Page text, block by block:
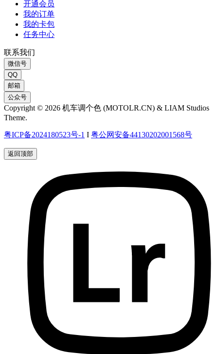
开通会员
我的订单
我的卡包
任务中心
联系我们
微信号
QQ
邮箱
公众号
Copyright © 2026 机车调个色 (MOTOLR.CN) & LIAM Studios
Theme.
粤ICP备2024180523号-1 I 粤公网安备44130202001568号
返回顶部